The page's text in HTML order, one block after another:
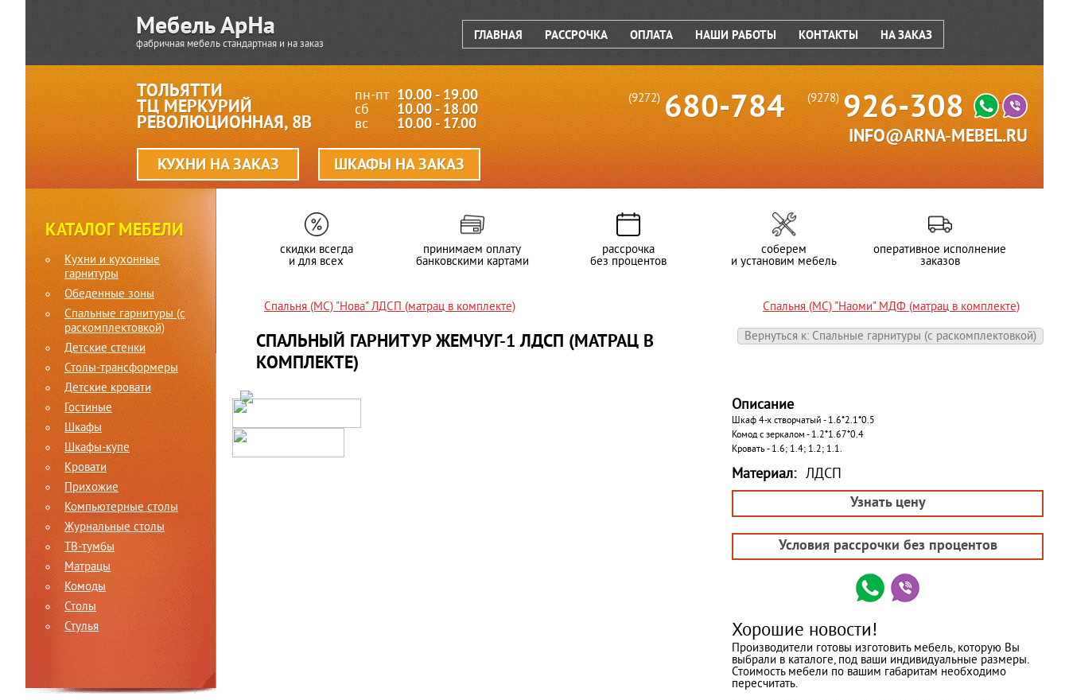
фабричная мебель стандартная и на заказ
ГЛАВНАЯ РАССРОЧКА ОПЛАТА НАШИ РАБОТЫ КОНТАКТЫ НА ЗАКАЗ
(9272) 680-784 (9278) 926-308
INFO@ARNA-MEBEL.RU
ТОЛЬЯТТИ
ТЦ МЕРКУРИЙ
РЕВОЛЮЦИОННАЯ, 8В
пн-пт 10.00 - 19.00
сб 10.00 - 18.00
вс 10.00 - 17.00
КУХНИ НА ЗАКАЗ ШКАФЫ НА ЗАКАЗ
КАТАЛОГ МЕБЕЛИ
Кухни и кухонные
гарнитуры
Обеденные зоны
Спальные гарнитуры (c
раскомплектовкой)
Детские стенки
Столы-трансформеры
Детские кровати
Гостиные
Шкафы
Шкафы-купе
Кровати
Прихожие
Компьютерные столы
Журнальные столы
ТВ-тумбы
Матрацы
Комоды
Столы
Стулья
скидки всегда
и для всех
принимаем оплату
банковскими картами
рассрочка
без процентов
соберем
и установим мебель
оперативное исполнение
заказов
Спальня (МС) "Нова" ЛДСП (матрац в комплекте)
Спальня (МС) "Наоми" МДФ (матрац в комплекте)
Вернуться к: Спальные гарнитуры (c раскомплектовкой)
СПАЛЬНЫЙ ГАРНИТУР ЖЕМЧУГ-1 ЛДСП (МАТРАЦ В
КОМПЛЕКТЕ)
Описание
Шкаф 4-х створчатый - 1.6*2.1*0.5
Комод с зеркалом - 1.2*1.67*0.4
Кровать - 1.6; 1.4; 1.2; 1.1.
Материал: ЛДСП
Узнать цену
Условия рассрочки без процентов
Хорошие новости!
Производители готовы изготовить мебель, которую Вы
выбрали в каталоге, под ваши индивидуальные размеры.
Стоимость мебели по вашим габаритам необходимо
пересчитать.